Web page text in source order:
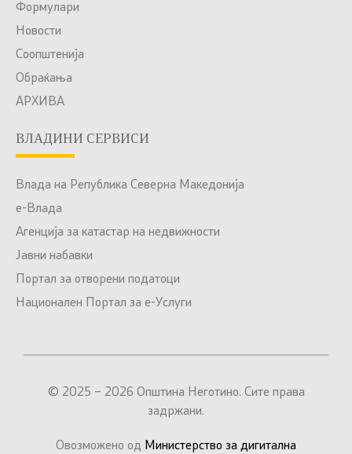
Формулари
Новости
Соопштенија
Обраќања
АРХИВА
ВЛАДИНИ СЕРВИСИ
Влада на Република Северна Македонија
е-Влада
Агенција за катастар на недвижности
Јавни набавки
Портал за отворени податоци
Национален Портал за е-Услуги
© 2025 – 2026 Општина Неготино. Сите права
задржани.
Овозможено од Министерство за дигитална